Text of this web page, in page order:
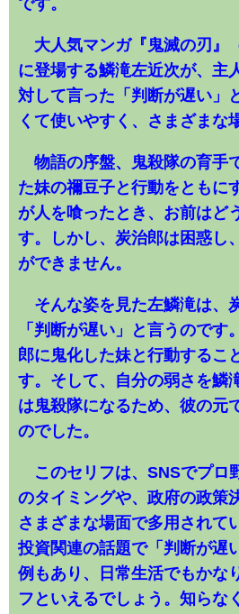
です。
大人気マンガ『鬼滅の刃』
に登場する鱗滝左近次が、主
対して言った「判断が遅い」
くて使いやすく、さまざまな
物語の序盤、鬼殺隊の育手
た妹の禰豆子と行動をともに
が人を喰ったとき、お前はど
す。しかし、炭治郎は困惑し
ができません。
そんな姿を見た左鱗滝は、
「判断が遅い」と言うのです
郎に鬼化した妹と行動するこ
す。そして、自分の弱さを鱗
は鬼殺隊になるため、彼の元
のでした。
このセリフは、SNSでプロ
のタイミングや、政府の政策
さまざまな場面で多用されて
投資関連の話題で「判断が遅
例もあり、日常生活でもかな
フといえるでしょう。知らな